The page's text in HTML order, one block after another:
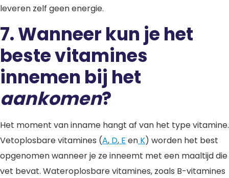
leveren zelf geen energie.
7.Wanneer kun je het
beste vitamines
innemen bij het
aankomen?
Het moment van inname hangt af van het type vitamine.
Vetoplosbare vitamines (A, D, E en K) worden het best
opgenomen wanneer je ze inneemt met een maaltijd die
vet bevat. Wateroplosbare vitamines, zoals B-vitamines